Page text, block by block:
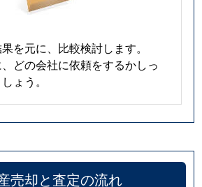
を元に、比較検討します。
どの会社に依頼をするかしっ
ょう。
売却と査定の流れ